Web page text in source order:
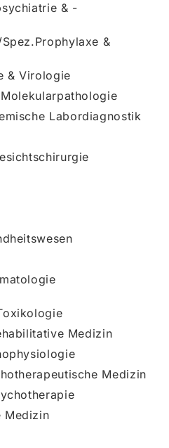
& -
&
& Virologie
Labordiagnostik
Medizin
Medizin
Medizin